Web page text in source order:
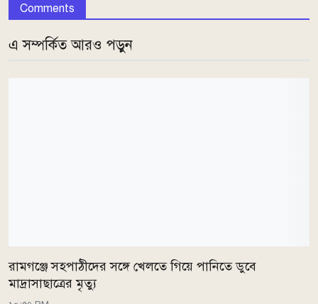
Comments
এ সম্পর্কিত আরও পড়ুন
রামগঞ্জে সহপাঠীদের সঙ্গে খেলতে গিয়ে পানিতে ডুবে
মাদ্রাসাছাত্রের মৃত্যু